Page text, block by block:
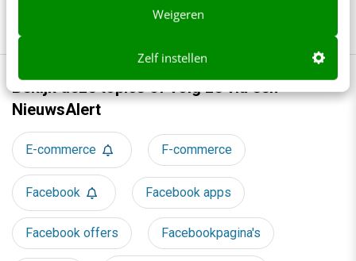
Weigeren
Zelf instellen
Bekijk deze topics of volg ze via een
NieuwsAlert
E-commerce F-commerce
Facebook Facebook apps
Facebook offers Facebookpagina's